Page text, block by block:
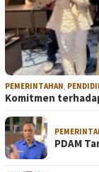
PEMERINTAHAN,
Komitmen
PDAM